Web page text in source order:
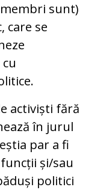
sunt)
care se
activiști fără
în jurul
par a fi
și/sau
politici